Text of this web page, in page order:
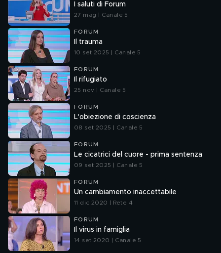
I saluti di Forum
27 mag | Canale 5
FORUM
Il trauma
10 set 2025 | Canale 5
FORUM
Il rifugiato
25 nov | Canale 5
FORUM
L'obiezione di coscienza
08 set 2025 | Canale 5
FORUM
Le cicatrici del cuore - prima sentenza
09 set 2025 | Canale 5
FORUM
Un cambiamento inaccettabile
11 dic 2020 | Rete 4
FORUM
Il virus in famiglia
14 set 2020 | Canale 5